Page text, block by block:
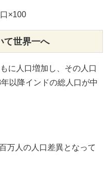
×100
て世界一へ
に人口増加し、その人口
以降インドの総人口が中
万人の人口差異となって